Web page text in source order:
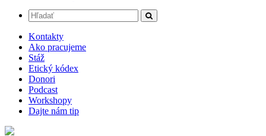
Kontakty
Ako pracujeme
Stáž
Etický kódex
Donori
Podcast
Workshopy
Dajte nám tip